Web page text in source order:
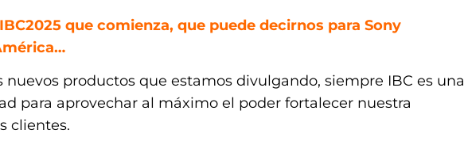
que comienza, que puede decirnos para Sony
nuevos productos que estamos divulgando, siempre IBC es una
para aprovechar al máximo el poder fortalecer nuestra
clientes.